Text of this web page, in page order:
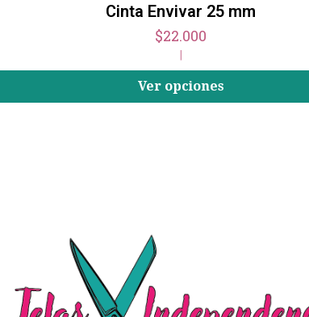
Cinta Envivar 25 mm
$22.000
|
Ver opciones